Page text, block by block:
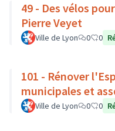
49 - Des vélos
Pierre Veyet
Ville de Lyon 0 0
101 - Rénover
municipales et
Ville de Lyon 0 0